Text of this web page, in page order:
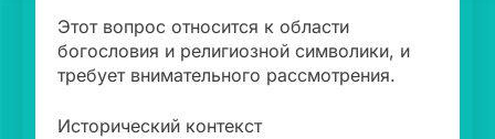
Этот вопрос относится к области
богословия и религиозной символики, и
требует внимательного рассмотрения.
Исторический контекст